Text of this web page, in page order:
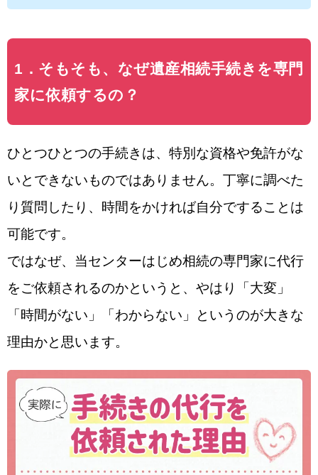
1．そもそも、なぜ遺産相続手続きを専門
家に依頼するの？
ひとつひとつの手続きは、特別な資格や免許がな
いとできないものではありません。丁寧に調べた
り質問したり、時間をかければ自分ですることは
可能です。
ではなぜ、当センターはじめ相続の専門家に代行
をご依頼されるのかというと、やはり「大変」
「時間がない」「わからない」というのが大きな
理由かと思います。